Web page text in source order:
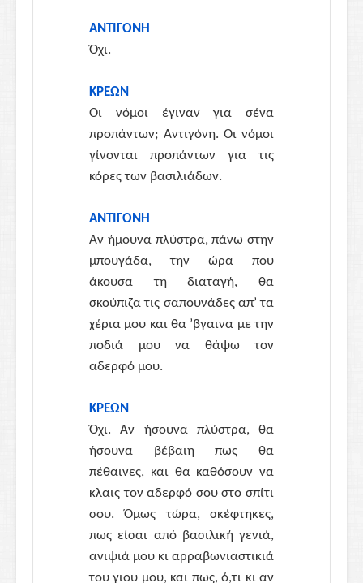
ΑΝΤΙΓΟΝΗ
Όχι.
ΚΡΕΩΝ
Οι νόμοι έγιναν για σένα
προπάντων; Αντιγόνη. Οι νόμοι
γίνονται προπάντων για τις
κόρες των βασιλιάδων.
ΑΝΤΙΓΟΝΗ
Αν ήμουνα πλύστρα, πάνω στην
μπουγάδα, την ώρα που
άκουσα τη διαταγή, θα
σκούπιζα τις σαπουνάδες απ’ τα
χέρια μου και θα ’βγαινα με την
ποδιά μου να θάψω τον
αδερφό μου.
ΚΡΕΩΝ
Όχι. Αν ήσουνα πλύστρα, θα
ήσουνα βέβαιη πως θα
πέθαινες, και θα καθόσουν να
κλαις τον αδερφό σου στο σπίτι
σου. Όμως τώρα, σκέφτηκες,
πως είσαι από βασιλική γενιά,
ανιψιά μου κι αρραβωνιαστικιά
του γιου μου, και πως, ό,τι κι αν